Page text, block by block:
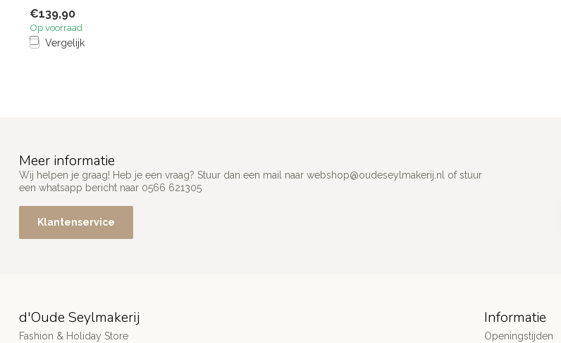
€139,90
Op voorraad
Vergelijk
Meer informatie
Wij helpen je graag! Heb je een vraag? Stuur dan een mail naar webshop@oudeseylmakerij.nl of stuur
een whatsapp bericht naar 0566 621305
Klantenservice
d'Oude Seylmakerij
Fashion & Holiday Store
Informatie
Openingstijden